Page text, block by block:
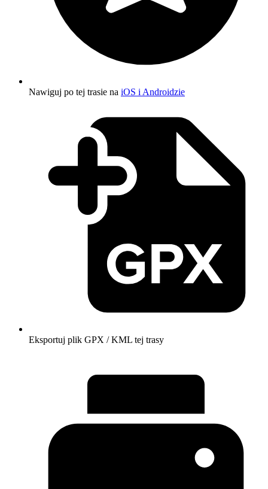
Nawiguj po tej trasie na iOS i Androidzie
Eksportuj plik GPX / KML tej trasy